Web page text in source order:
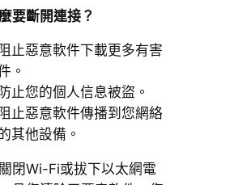
要斷開連接？
止惡意軟件下載更多有害
。
止您的個人信息被盜。
止惡意軟件傳播到您網絡
其他設備。
閉Wi-Fi或拔下以太網電